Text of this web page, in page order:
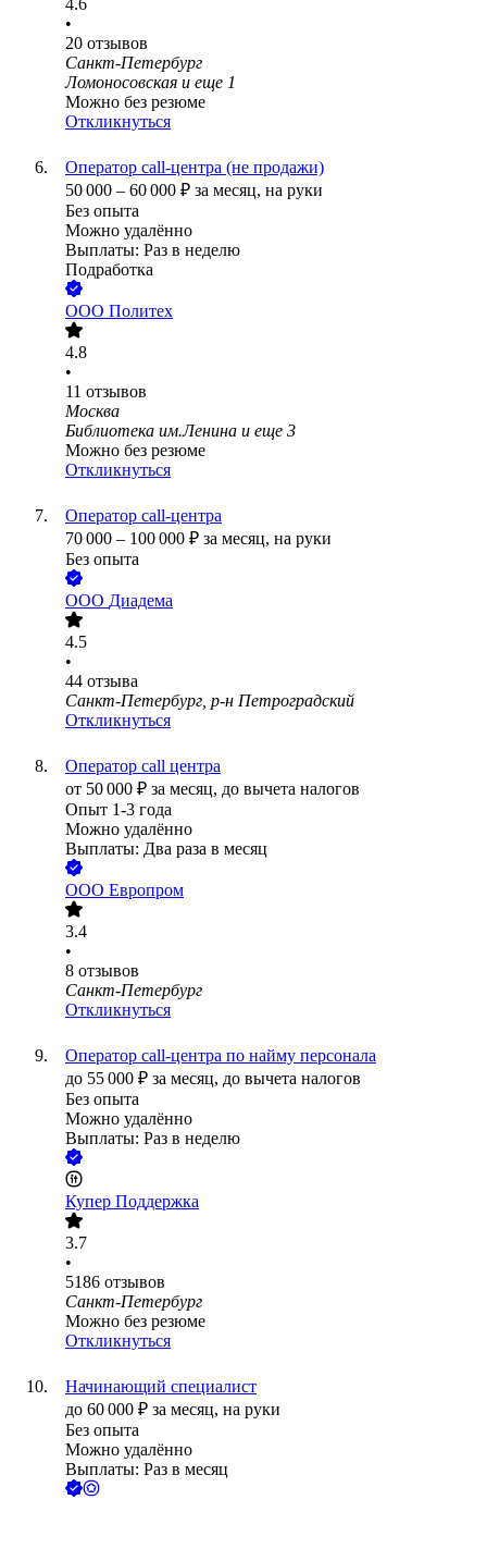
4.6
•
20 отзывов
Санкт-Петербург
Ломоносовская и еще 1
Можно без резюме
Откликнуться
Оператор call-центра (не продажи)
50 000 – 60 000 ₽ за месяц, на руки
Без опыта
Можно удалённо
Выплаты: Раз в неделю
Подработка
ООО Политех
4.8
•
11 отзывов
Москва
Библиотека им.Ленина и еще 3
Можно без резюме
Откликнуться
Оператор call-центра
70 000 – 100 000 ₽ за месяц, на руки
Без опыта
ООО Диадема
4.5
•
44 отзыва
Санкт-Петербург, р-н Петроградский
Откликнуться
Оператор call центра
от 50 000 ₽ за месяц, до вычета налогов
Опыт 1-3 года
Можно удалённо
Выплаты: Два раза в месяц
ООО Европром
3.4
•
8 отзывов
Санкт-Петербург
Откликнуться
Оператор call-центра по найму персонала
до 55 000 ₽ за месяц, до вычета налогов
Без опыта
Можно удалённо
Выплаты: Раз в неделю
Купер Поддержка
3.7
•
5186 отзывов
Санкт-Петербург
Можно без резюме
Откликнуться
Начинающий специалист
до 60 000 ₽ за месяц, на руки
Без опыта
Можно удалённо
Выплаты: Раз в месяц